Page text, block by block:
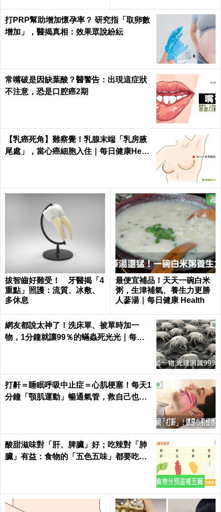
打PRP幫助增加懷孕率？ 研究指「取卵數
增加」，醫揭真相：效果眾說紛紜
常嘴破是因缺葉酸？醫警告：出現這症狀
不注意，恐是口腔癌2期
【乳癌死角】難察覺！乳腺末端「乳房腋
尾處」，當心癌細胞入住｜每日健康Healt
拔智齒好難受！ 牙醫揭「4
重點」照護：流質、冰敷、
多休息
最便宜補品！天天一碗白米
粥，生津補氣、養生力更勝
人蔘湯｜每日健康 Health
網友都說太神了！洗床單、被單時加一
物，1分鐘就讓99％的蟎蟲死光光｜每日
打鼾＝睡眠呼吸中止症＝心肌梗塞！每天1
分鐘「顎肌運動」暢通氣管，救自己也救
酸甜滋味對「肝、脾臟」好；吃辣對「肺
臟」有益：食物的「五色五味」都要吃，